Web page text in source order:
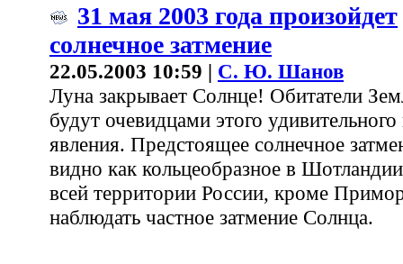
31 мая 2003 года произойдет
солнечное затмение
22.05.2003 10:59 | С. Ю. Шанов
Луна закрывает Солнце! Обитатели
будут очевидцами этого удивительного
явления. Предстоящее солнечное
видно как кольцеобразное в
всей территории России, кроме
наблюдать частное затмение Солнца.